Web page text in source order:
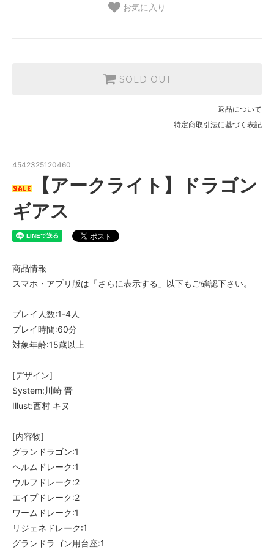
お気に入り
SOLD OUT
返品について
特定商取引法に基づく表記
4542325120460
【アークライト】ドラゴン
ギアス
商品情報
スマホ・アプリ版は「さらに表示する」以下もご確認下さい。
プレイ人数:1-4人
プレイ時間:60分
対象年齢:15歳以上
[デザイン]
System:川崎 晋
Illust:西村 キヌ
[内容物]
グランドラゴン:1
ヘルムドレーク:1
ウルフドレーク:2
エイプドレーク:2
ワームドレーク:1
リジェネドレーク:1
グランドラゴン用台座:1